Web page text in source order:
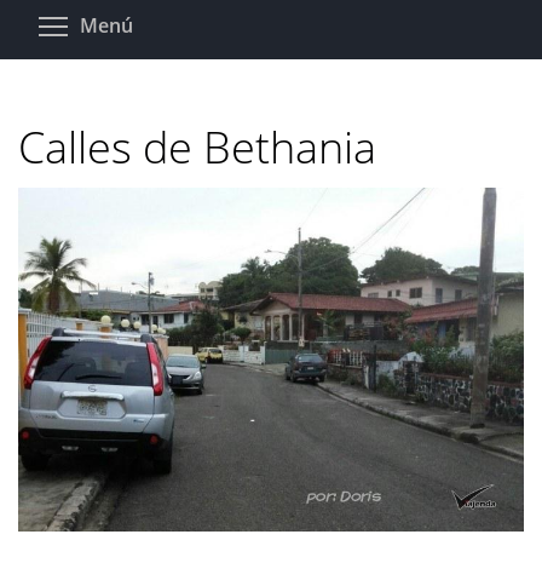
Pasar
Menú
Calles de Bethania